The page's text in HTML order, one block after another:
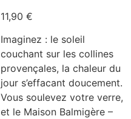
11,90 €
Imaginez : le soleil
couchant sur les collines
provençales, la chaleur du
jour s’effacant doucement.
Vous soulevez votre verre,
et le Maison Balmigère –